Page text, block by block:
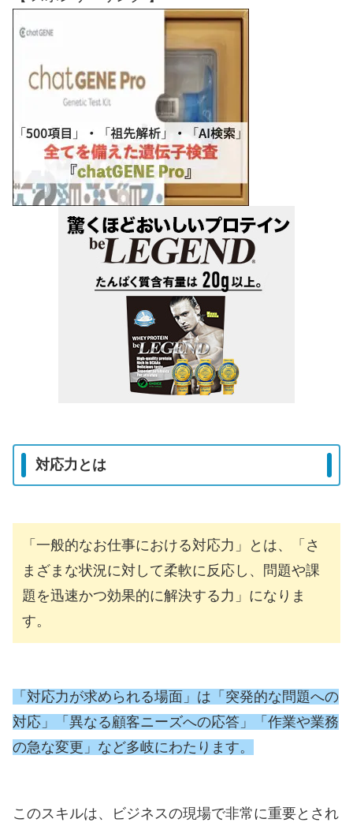
対応力とは
「一般的なお仕事における対応力」とは、「さ
まざまな状況に対して柔軟に反応し、問題や課
題を迅速かつ効果的に解決する力」になりま
す。
「対応力が求められる場面」は「突発的な問題への
対応」「異なる顧客ニーズへの応答」「作業や業務
の急な変更」など多岐にわたります。
このスキルは、ビジネスの現場で非常に重要とされ